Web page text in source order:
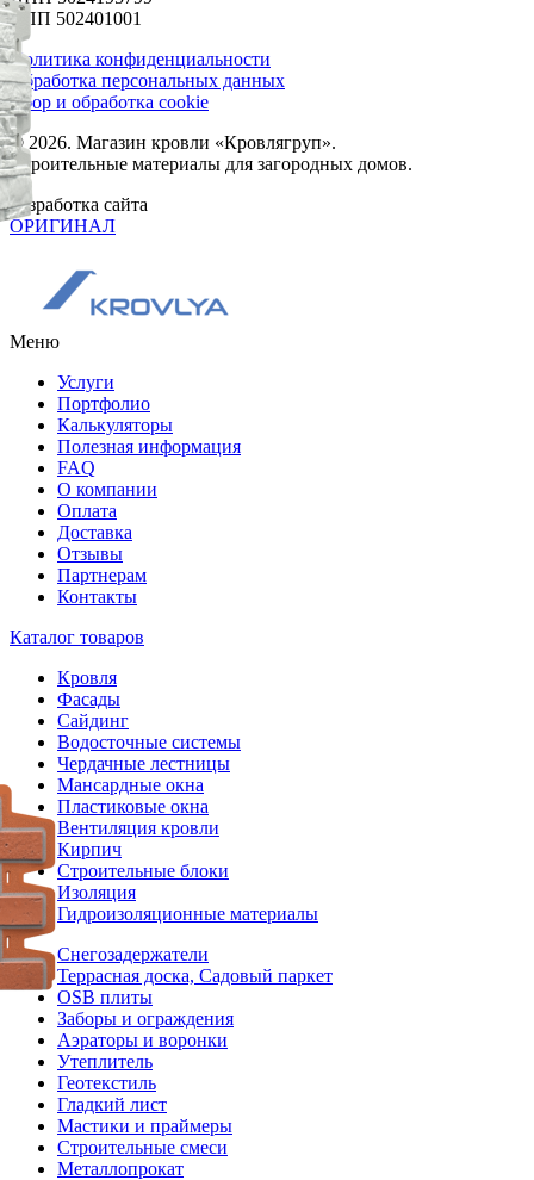
КПП 502401001
Политика конфиденциальности
Обработка персональных данных
Сбор и обработка cookie
© 2026. Магазин кровли «Кровлягруп».
Строительные материалы для загородных домов.
Разработка сайта
ОРИГИНАЛ
Меню
Услуги
Портфолио
Калькуляторы
Полезная информация
FAQ
О компании
Оплата
Доставка
Отзывы
Партнерам
Контакты
Каталог товаров
Кровля
Фасады
Сайдинг
Водосточные системы
Чердачные лестницы
Мансардные окна
Пластиковые окна
Вентиляция кровли
Кирпич
Строительные блоки
Изоляция
Гидроизоляционные материалы
Снегозадержатели
Террасная доска, Садовый паркет
OSB плиты
Заборы и ограждения
Аэраторы и воронки
Утеплитель
Геотекстиль
Гладкий лист
Мастики и праймеры
Строительные смеси
Металлопрокат